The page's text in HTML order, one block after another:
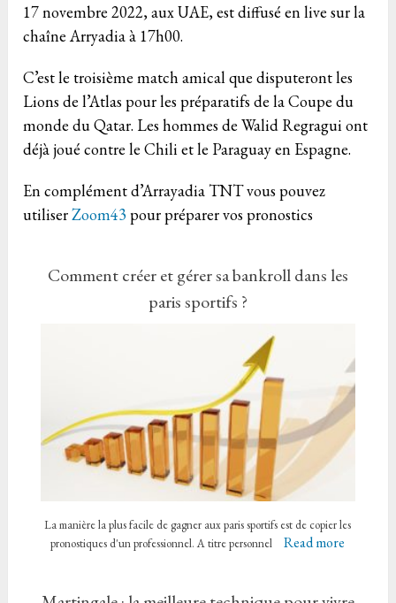
17 novembre 2022, aux UAE, est diffusé en live sur la
chaîne Arryadia à 17h00.
C’est le troisième match amical que disputeront les
Lions de l’Atlas pour les préparatifs de la Coupe du
monde du Qatar. Les hommes de Walid Regragui ont
déjà joué contre le Chili et le Paraguay en Espagne.
En complément d’Arrayadia TNT vous pouvez
utiliserZoom43pour préparer vos pronostics
Comment créer et gérer sa bankroll dans les
paris sportifs ?
La manière la plus facile de gagner aux paris sportifs est de copier les
pronostiques d'un professionnel. A titre personnel
Read more